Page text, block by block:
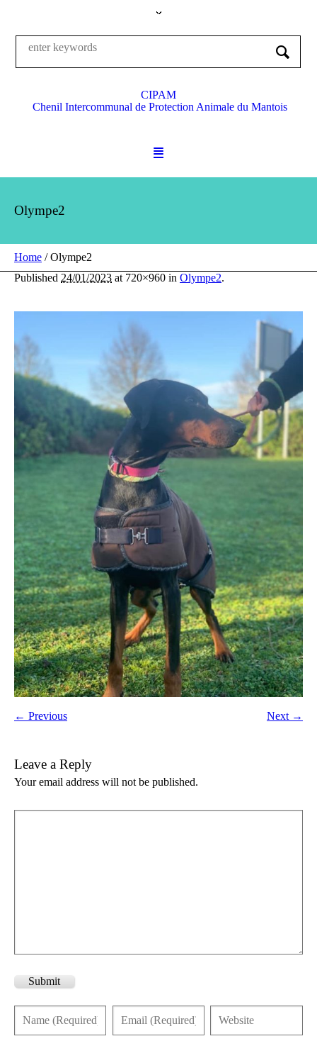
CIPAM
Chenil Intercommunal de Protection Animale du Mantois
Olympe2
Home /Olympe2
Published 24/01/2023 at 720×960 in Olympe2.
← Previous Next →
Leave a Reply
Your email address will not be published.
Submit